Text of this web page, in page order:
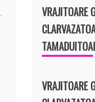
VRAJITOARE
VRAJITOARE